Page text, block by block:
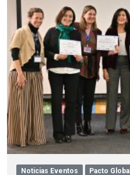
Noticias Eventos Pacto Global